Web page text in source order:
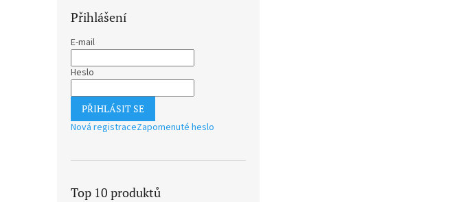
Přihlášení
E-mail
Heslo
PŘIHLÁSIT SE
Nová registraceZapomenuté heslo
Top 10 produktů